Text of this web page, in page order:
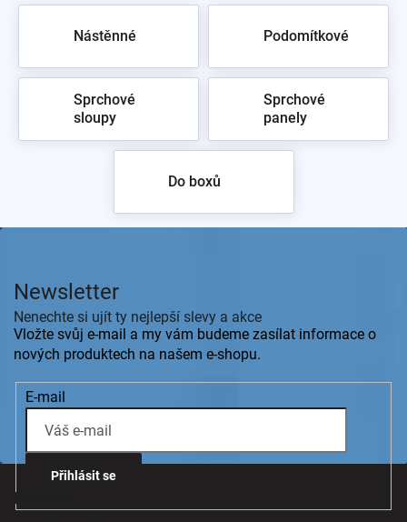
Nástěnné Podomítkové
Sprchové
sloupy
Sprchové
panely
Do boxů
Z
Kontakt
Newsletter
Nenechte si ujít ty nejlepší slevy a akce
Vložte svůj e-mail a my vám budeme zasílat informace o
nových produktech na našem e-shopu.
E-mail
Přihlásit se